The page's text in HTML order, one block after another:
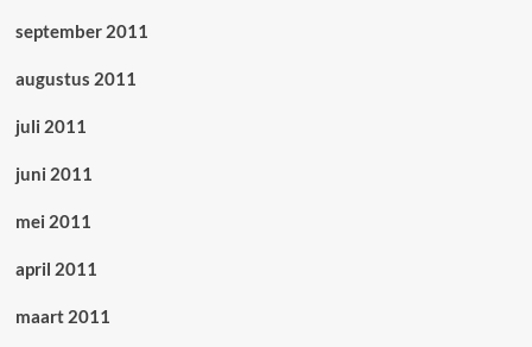
september 2011
augustus 2011
juli 2011
juni 2011
mei 2011
april 2011
maart 2011